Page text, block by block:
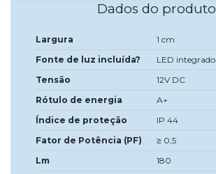
Dados do produto
Largura
1 cm
Fonte de luz incluída?
LED integrado
Tensão
12V DC
Rótulo de energia
A+
Índice de proteção
IP 44
Fator de Potência (PF)
≥ 0,5
Lm
180